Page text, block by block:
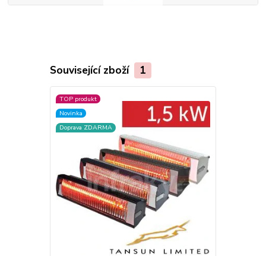
Související zboží 1
TOP produkt
Novinka
Doprava ZDARMA